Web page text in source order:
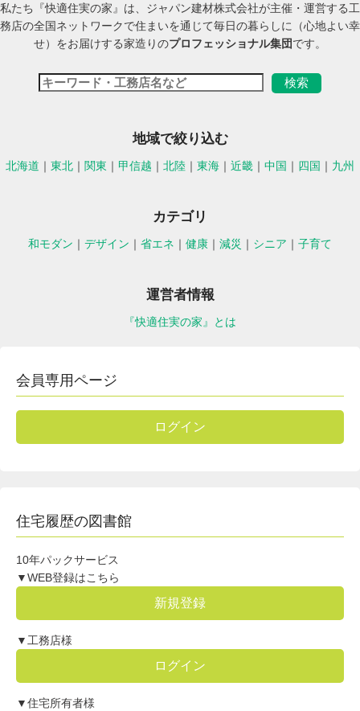
私たち『快適住実の家』は、ジャパン建材株式会社が主催・運営する工
務店の全国ネットワークで住まいを通じて毎日の暮らしに（心地よい幸
せ）をお届けする家造りのプロフェッショナル集団です。
地域で絞り込む
北海道 ｜ 東北 ｜ 関東 ｜ 甲信越 ｜ 北陸 ｜ 東海 ｜ 近畿 ｜ 中国 ｜ 四国 ｜ 九州
カテゴリ
和モダン ｜ デザイン ｜ 省エネ ｜ 健康 ｜ 減災 ｜ シニア ｜ 子育て
運営者情報
『快適住実の家』とは
会員専用ページ
ログイン
住宅履歴の図書館
10年パックサービス
▼WEB登録はこちら
新規登録
▼工務店様
ログイン
▼住宅所有者様